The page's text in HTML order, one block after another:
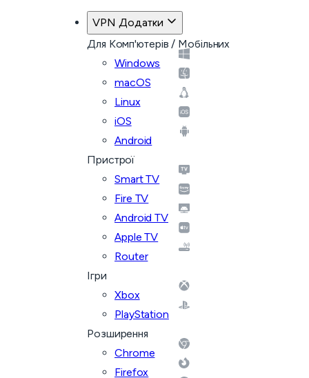
VPN Додатки
Для Комп'ютерів / Мобільних
Windows
macOS
Linux
iOS
Android
Пристрої
Smart TV
Fire TV
Android TV
Apple TV
Router
Ігри
Xbox
PlayStation
Розширення
Chrome
Firefox